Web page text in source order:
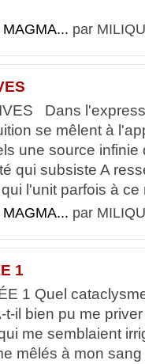
par
Dans
se mêlent à
une source
qui subsiste A
l'unit parfois à ce
par
1
1 Quel
il bien pu me
me semblaient
mêlés à mon